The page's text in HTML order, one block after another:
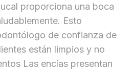
proporciona una boca
Esto
de confianza de
están limpios y no
Las encías presentan